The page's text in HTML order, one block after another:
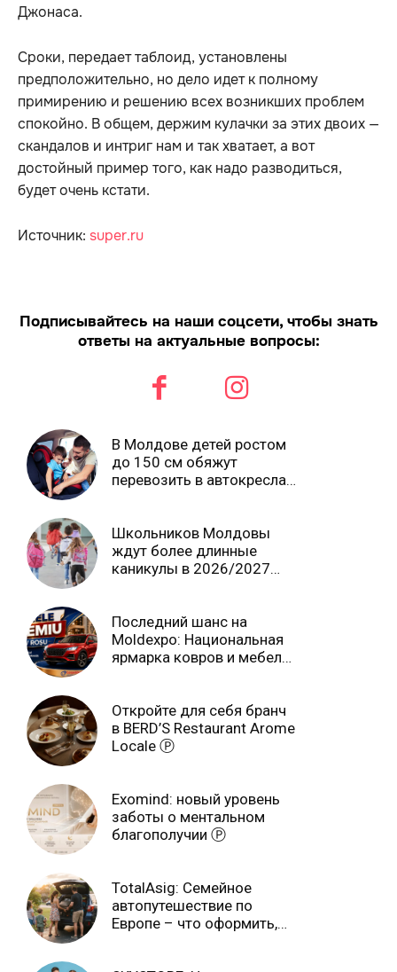
Джонаса.
Сроки, передает таблоид, установлены
предположительно, но дело идет к полному
примирению и решению всех возникших проблем
спокойно. В общем, держим кулачки за этих двоих —
скандалов и интриг нам и так хватает, а вот
достойный пример того, как надо разводиться,
будет очень кстати.
Источник: super.ru
Подписывайтесь на наши соцсети, чтобы знать
ответы на актуальные вопросы:
В Молдове детей ростом
до 150 см обяжут
перевозить в автокреслах
Школьников Молдовы
ждут более длинные
каникулы в 2026/2027
Последний шанс на
Moldexpo: Национальная
ярмарка ковров и мебели
Откройте для себя бранч
в BERD’S Restaurant Arome
Locale Ⓟ
Exomind: новый уровень
заботы о ментальном
благополучии Ⓟ
TotalAsig: Семейное
автопутешествие по
Европе – что оформить,